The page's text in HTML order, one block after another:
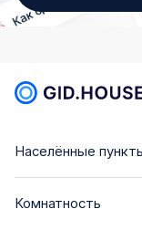
Населённые
Комнатность